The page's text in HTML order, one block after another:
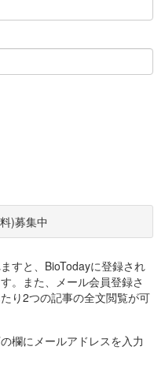
)募集中
すと、BioTodayに登録され
。また、メール会員登録さ
り2つの記事の全文閲覧が可
欄にメールアドレスを入力